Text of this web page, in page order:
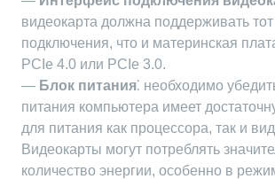
видеокарта должна поддерживать
подключения, что и материнская
PCIe 4.0 или PCIe 3.0.
— Блок питания⁚ необходимо
питания компьютера имеет
для питания как процессора, так и
Видеокарты могут потреблять
количество энергии, особенно в